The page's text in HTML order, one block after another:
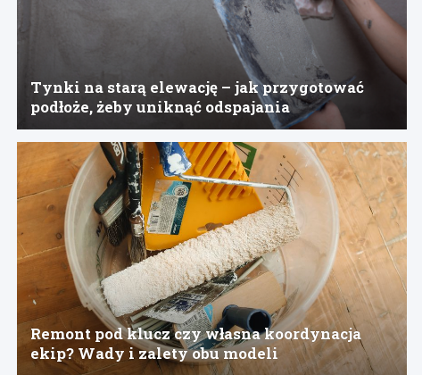
Tynki na starą elewację – jak przygotować
podłoże, żeby uniknąć odspajania
Remont pod klucz czy własna koordynacja
ekip? Wady i zalety obu modeli